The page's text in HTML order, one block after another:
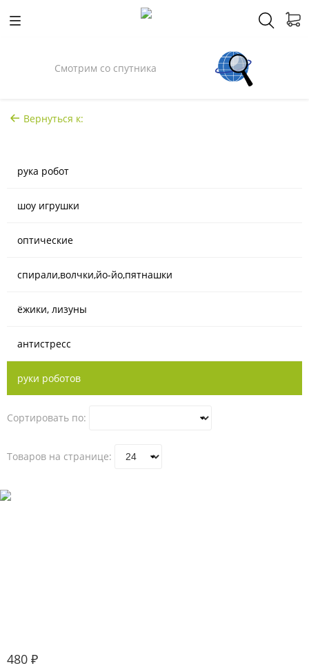
Смотрим со спутника
Вернуться к:
рука робот
шоу игрушки
оптические
спирали,волчки,йо-йо,пятнашки
ёжики, лизуны
антистресс
руки роботов
Сортировать по:
Товаров на странице:
480 ₽